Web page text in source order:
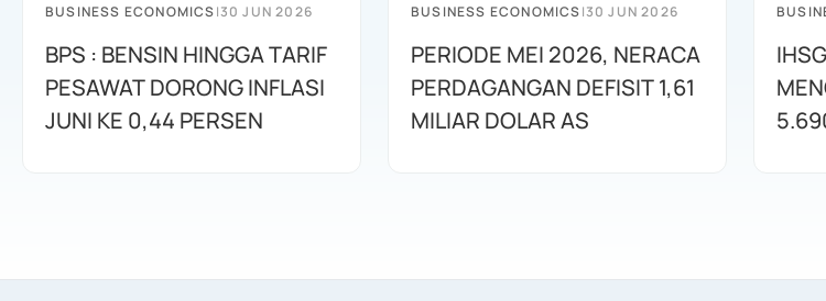
BUSINESS ECONOMICS|30 JUN 2026
BPS : BENSIN HINGGA TARIF
PESAWAT DORONG INFLASI
JUNI KE 0,44 PERSEN
BUSINESS ECONOMICS|30 JUN 2026
PERIODE MEI 2026, NERACA
PERDAGANGAN DEFISIT 1,61
MILIAR DOLAR AS